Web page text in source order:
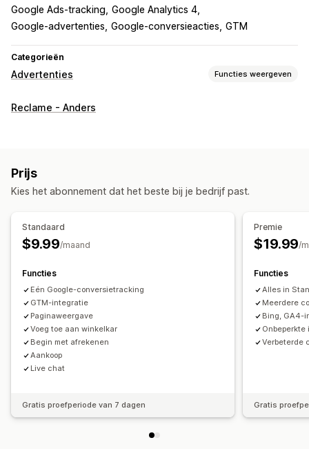
Google Ads-tracking Google Analytics 4
Google-advertenties Google-conversieacties GTM
Categorieën
Advertenties Functies weergeven
Targeting
Campagne beheren
Website
Pixelbeheer
Prestaties volgen
Kosten per acquisitie
Reclame - Anders
Prijs
Kies het abonnement dat het beste bij je bedrijf past.
Standaard
$9.99/maand
Functies
Eén Google-conversietracking
GTM-integratie
Paginaweergave
Voeg toe aan winkelkar
Begin met afrekenen
Aankoop
Live chat
Gratis proefperiode van 7 dagen
Premie
$19.99/
Functies
Alles in
Meerdere
Bing, GA4-
Verbeterde
Gratis